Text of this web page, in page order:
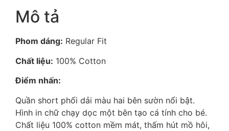
Mô tả
Phom dáng: Regular Fit
Chất liệu: 100% Cotton
Điểm nhấn:
Quần short phối dải màu hai bên sườn nổi bật.
Hình in chữ chạy dọc một bên tạo cá tính cho bé.
Chất liệu 100% cotton mềm mát, thấm hút mồ hôi,